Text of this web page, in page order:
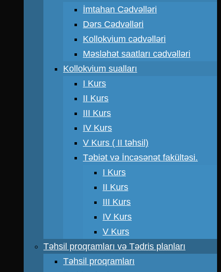
İmtahan Cədvəlləri
Dərs Cədvəlləri
Kollokvium cədvəlləri
Məsləhət saatları cədvəlləri
Kollokvium sualları
I Kurs
II Kurs
III Kurs
IV Kurs
V Kurs ( II təhsil)
Təbiət və İncəsənət fakültəsi.
I Kurs
II Kurs
III Kurs
IV Kurs
V Kurs
Təhsil proqramları və Tədris planları
Təhsil proqramları